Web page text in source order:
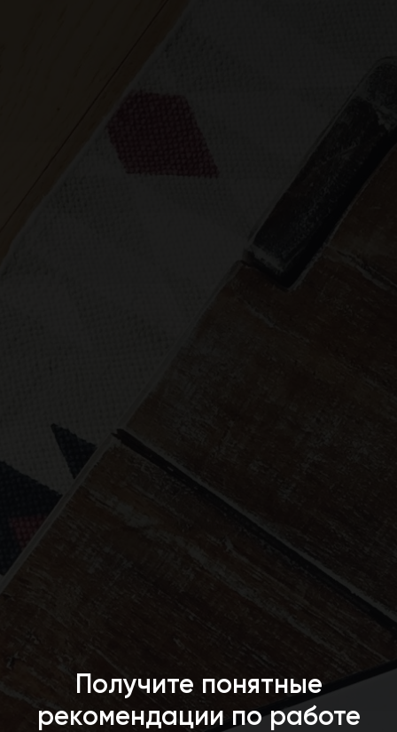
Получите понятные
рекомендации по работе